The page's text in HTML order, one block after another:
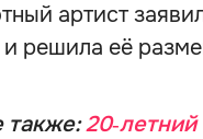
артист
и решила её
также: